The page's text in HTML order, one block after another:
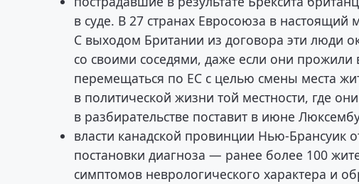
в суде. В 27 странах Евросоюза в настоящий
С выходом Британии из договора эти люди
со своими соседями, даже если они прожили
перемещаться по ЕС с целью смены места
в политической жизни той местности, где
в разбирательстве поставит в июне
власти канадской провинции Нью-Брансуик
постановки диагноза — ранее более 100
симптомов неврологического характера и